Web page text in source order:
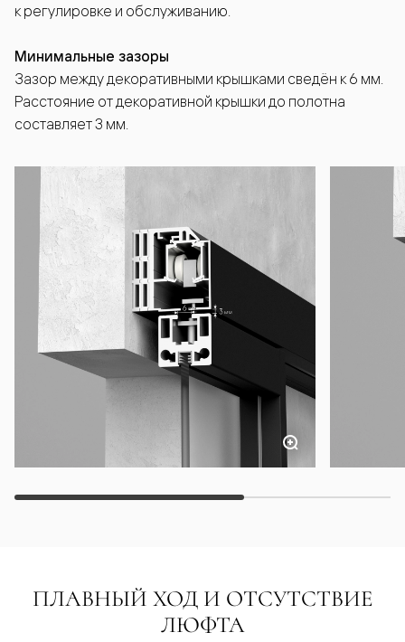
к регулировке и обслуживанию.
Минимальные зазоры
Зазор между декоративными крышками сведён к 6 мм.
Расстояние от декоративной крышки до полотна
составляет 3 мм.
ПЛАВНЫЙ ХОД И ОТСУТСТВИЕ
ЛЮФТА